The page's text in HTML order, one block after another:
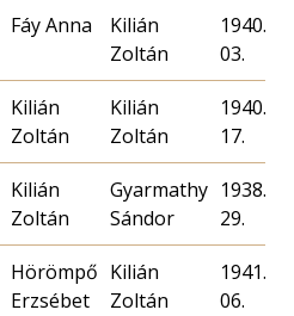
Fáy Anna
Kilián
Zoltán
1940.
03.
Kilián
Zoltán
Kilián
Zoltán
1940.
17.
Kilián
Zoltán
Gyarmathy
Sándor
1938.
29.
Hörömpő
Erzsébet
Kilián
Zoltán
1941.
06.